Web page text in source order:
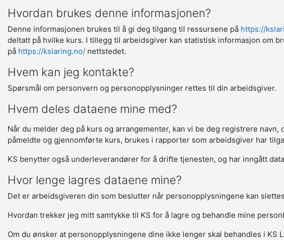
Hvordan brukes denne informasjonen?
Denne informasjonen brukes til å gi deg tilgang til ressursene på https://
deltatt på hvilke kurs. I tillegg til arbeidsgiver kan statistisk informasjon om
på https://kslaring.no/ nettstedet.
Hvem kan jeg kontakte?
Spørsmål om personvern og personopplysninger rettes til din arbeidsgiver.
Hvem deles dataene mine med?
Når du melder deg på kurs og arrangementer, kan vi be deg registrere
påmeldte og gjennomførte kurs, brukes i rapporter som arbeidsgiver har
KS benytter også underleverandører for å drifte tjenesten, og har inngått
Hvor lenge lagres dataene mine?
Det er arbeidsgiveren din som beslutter når personopplysningene kan
Hvordan trekker jeg mitt samtykke til KS for å lagre og behandle mine
Om du ønsker at personopplysningene dine ikke lenger skal behandles i